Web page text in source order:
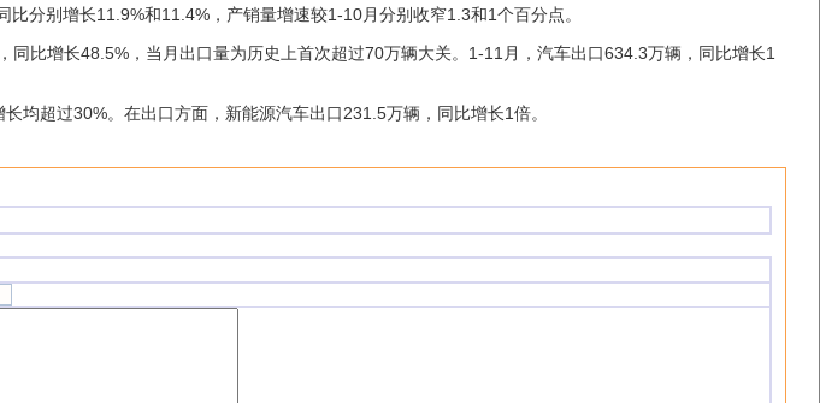
分别增长11.9%和11.4%，产销量增速较1-10月分别收窄1.3和1个百分点。
比增长48.5%，当月出口量为历史上首次超过70万辆大关。1-11月，汽车出口634.3万辆，同比增长1
均超过30%。在出口方面，新能源汽车出口231.5万辆，同比增长1倍。